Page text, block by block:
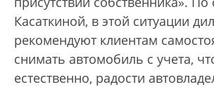
Касаткиной, в этой ситуации
рекомендуют клиентам
снимать автомобиль с учета,
естественно, радости